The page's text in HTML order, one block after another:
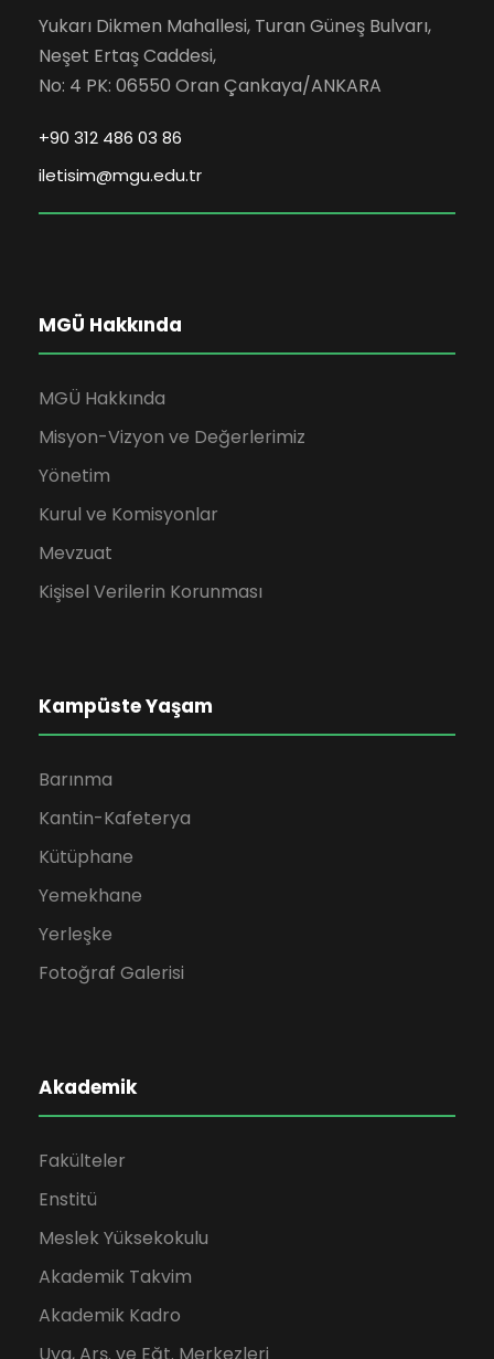
Yukarı Dikmen Mahallesi, Turan Güneş Bulvarı,
Neşet Ertaş Caddesi,
No: 4 PK: 06550 Oran Çankaya/ANKARA
+90 312 486 03 86
iletisim@mgu.edu.tr
MGÜ Hakkında
MGÜ Hakkında
Misyon-Vizyon ve Değerlerimiz
Yönetim
Kurul ve Komisyonlar
Mevzuat
Kişisel Verilerin Korunması
Kampüste Yaşam
Barınma
Kantin-Kafeterya
Kütüphane
Yemekhane
Yerleşke
Fotoğraf Galerisi
Akademik
Fakülteler
Enstitü
Meslek Yüksekokulu
Akademik Takvim
Akademik Kadro